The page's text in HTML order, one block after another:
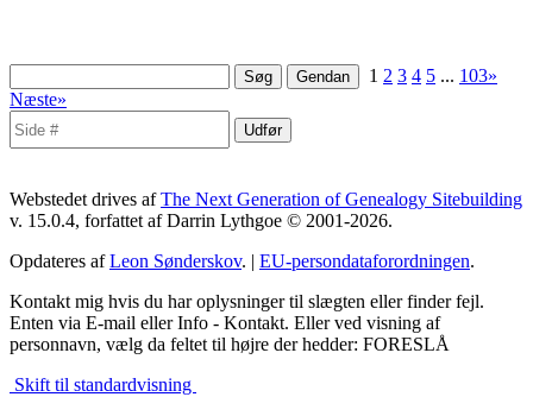
1 2 3 4 5 ... 103»
Næste»
Webstedet drives afThe Next Generation of Genealogy Sitebuilding
v. 15.0.4, forfattet af Darrin Lythgoe © 2001-2026.
Opdateres afLeon Sønderskov. | EU-persondataforordningen.
Kontakt mig hvis du har oplysninger til slægten eller finder fejl.
Enten via E-mail eller Info - Kontakt. Eller ved visning af
personnavn, vælg da feltet til højre der hedder: FORESLÅ
Skift til standardvisning